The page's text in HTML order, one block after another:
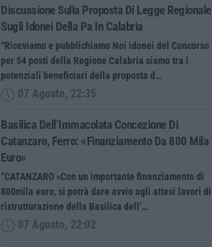
Discussione Sulla Proposta Di Legge Regionale
Sugli Idonei Della Pa In Calabria
“Riceviamo e pubblichiamo Noi idonei del Concorso
per 54 posti della Regione Calabria siamo tra i
potenziali beneficiari della proposta d…
07 Agosto, 22:35
Basilica Dell’Immacolata Concezione Di
Catanzaro, Ferro: «finanziamento Da 800 Mila
Euro»
“CATANZARO «Con un importante finanziamento di
800mila euro, si potrà dare avvio agli attesi lavori di
ristrutturazione della Basilica dell’…
07 Agosto, 22:02